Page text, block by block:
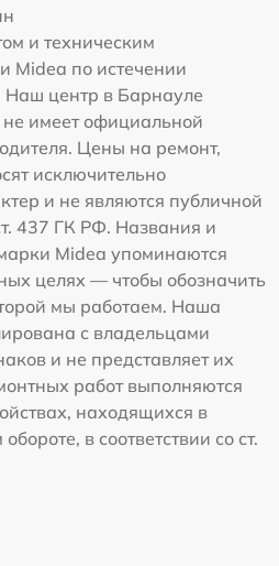
и техническим
Midea по истечении
Наш центр в Барнауле
не имеет официальной
Цены на ремонт,
исключительно
и не являются публичной
437 ГК РФ. Названия и
Midea упоминаются
целях — чтобы обозначить
мы работаем. Наша
с владельцами
и не представляет их
работ выполняются
находящихся в
в соответствии со ст.